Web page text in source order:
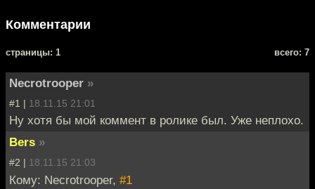
Комментарии
cтраницы: 1 всего: 7
Necrotrooper »
#1 | 18.11.15 21:01
Ну хотя бы мой коммент в ролике был. Уже неплохо.
Bers »
#2 | 18.11.15 21:03
Кому: Necrotrooper, #1